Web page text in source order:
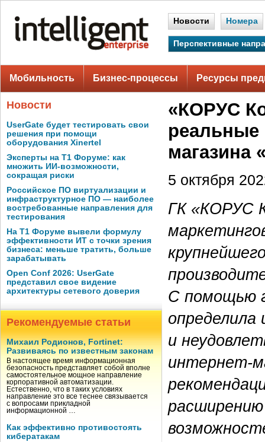
Новости Номера
Перспективные
Мобильность Бизнес-процессы Ресурсы
Новости
UserGate будет тестировать свои
решения при помощи
оборудования Xinertel
Эксперты на Т1 Форуме: как
множить ИИ-возможности,
сокращая риски
Российское ПО виртуализации и
инфраструктурное ПО — наиболее
востребованные направления для
тестирования
На Т1 Форуме вывели формулу
эффективности ИТ с точки зрения
бизнеса: меньше тратить, больше
зарабатывать
Open Conf 2026: UserGate
представил свое видение
архитектуры сетевого доверия
Рекомендуемые статьи
Михаил Родионов, Fortinet:
Развиваясь по известным законам
В настоящее время информационная
безопасность представляет собой вполне
самостоятельное мощное направление
корпоративной автоматизации.
Естественно, что в таких условиях
направление это все теснее связывается
с вопросами прикладной
информационной …
Как эффективно противостоять
кибератакам
«КОРУС
реальные
магазина
5 октября
ГК «КОРУС
С помощью
определила
и
интернет-